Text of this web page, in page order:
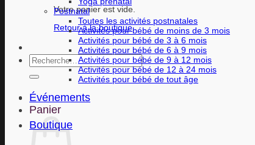
Votre panier est vide.
Retour à la boutique
Recherche
pour :
Panier
Postnatal
Toutes les activités postnatales
Activités pour bébé de moins de 3 mois
Activités pour bébé de 3 à 6 mois
Activités pour bébé de 6 à 9 mois
Activités pour bébé de 9 à 12 mois
Activités pour bébé de 12 à 24 mois
Activités pour bébé de tout âge
Événements
Boutique